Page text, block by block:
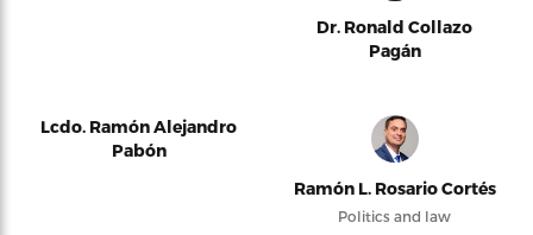
Dr. Ronald Collazo
Pagán
Lcdo. Ramón Alejandro
Pabón
Ramón L. Rosario Cortés
Politics and law